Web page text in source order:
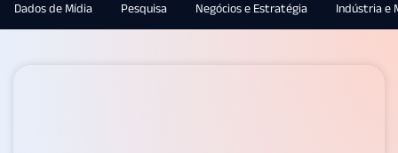
Dados de Mídia Pesquisa Negócios e Estratégia Indústria e